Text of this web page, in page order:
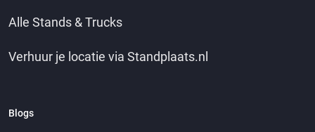
Alle Stands & Trucks
Verhuur je locatie via Standplaats.nl
Blogs